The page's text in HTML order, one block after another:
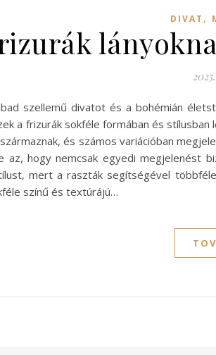
DIVAT ,
szellemű divatot és a bohémián
a frizurák sokféle formában és
és számos variációban
az, hogy nemcsak egyedi megjelenést
mert a raszták segítségével
színű és textúrájú…